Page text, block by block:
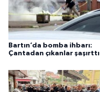
Bartın’da bomba ihbarı:
Çantadan çıkanlar şaşırttı